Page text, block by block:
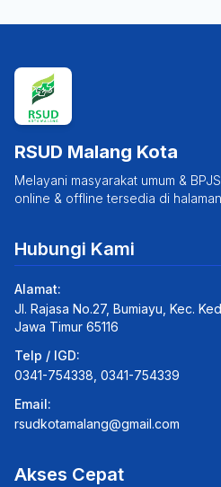
RSUD Malang Kota
Melayani masyarakat umum &
online & offline tersedia di
Hubungi Kami
Alamat:
Jl. Rajasa No.27, Bumiayu, Kec.
Jawa Timur 65116
Telp / IGD:
0341-754338, 0341-754339
Email:
rsudkotamalang@gmail.com
Akses Cepat